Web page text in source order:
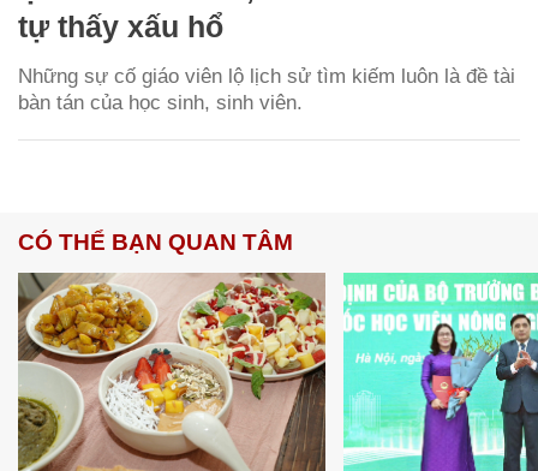
tự thấy xấu hổ
Những sự cố giáo viên lộ lịch sử tìm kiếm luôn là đề tài
bàn tán của học sinh, sinh viên.
CÓ THỂ BẠN QUAN TÂM